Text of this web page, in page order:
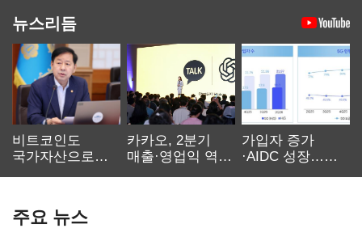
뉴스리듬
비트코인도
국가자산으로…'
카카오, 2분기
매출·영업익 역대
가입자 증가
·AIDC 성장…
주요 뉴스